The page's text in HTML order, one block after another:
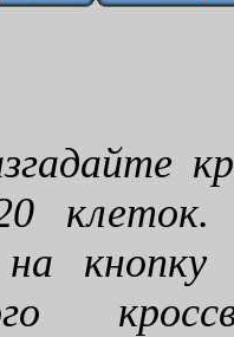
клеток.
кнопку